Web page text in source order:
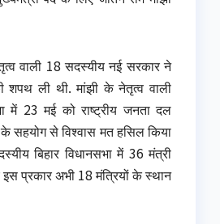
वाली 18 सदस्यीय नई सरकार ने
शपथ ली थी. मांझी के नेतृत्व वाली
में 23 मई को राष्ट्रीय जनता दल
सहयोग से विश्वास मत हसिल किया
बिहार विधानसभा में 36 मंत्री
प्रकार अभी 18 मंत्रियों के स्थान